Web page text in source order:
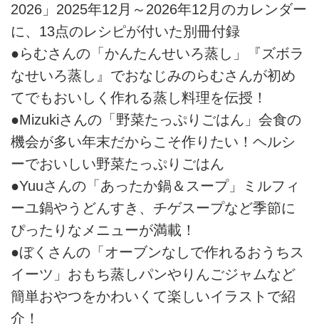
2026」2025年12月～2026年12月のカレンダー
に、13点のレシピが付いた別冊付録
●らむさんの「かんたんせいろ蒸し」『ズボラ
なせいろ蒸し』でおなじみのらむさんが初め
てでもおいしく作れる蒸し料理を伝授！
●Mizukiさんの「野菜たっぷりごはん」会食の
機会が多い年末だからこそ作りたい！ヘルシ
ーでおいしい野菜たっぷりごはん
●Yuuさんの「あったか鍋＆スープ」ミルフィ
ーユ鍋やうどんすき、チゲスープなど季節に
ぴったりなメニューが満載！
●ぼくさんの「オーブンなしで作れるおうちス
イーツ」おもち蒸しパンやりんごジャムなど
簡単おやつをかわいくて楽しいイラストで紹
介！